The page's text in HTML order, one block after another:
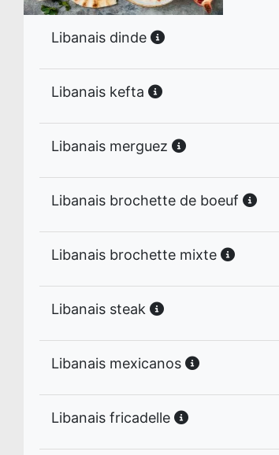
Libanais dinde
Libanais kefta
Libanais merguez
Libanais brochette de boeuf
Libanais brochette mixte
Libanais steak
Libanais mexicanos
Libanais fricadelle